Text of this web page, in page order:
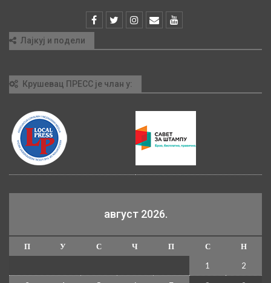
Лајкуј и подели
Крушевац ПРЕСС је члан у:
август 2026.
П У С Ч П С
Н
1
2